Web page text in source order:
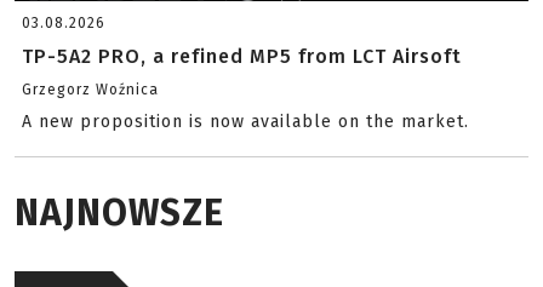
03.08.2026
TP-5A2 PRO, a refined MP5 from LCT Airsoft
Grzegorz Woźnica
A new proposition is now available on the market.
NAJNOWSZE